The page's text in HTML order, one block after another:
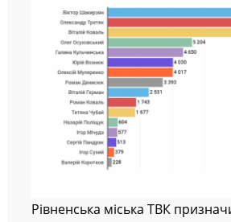
Рівненська міська ТВК